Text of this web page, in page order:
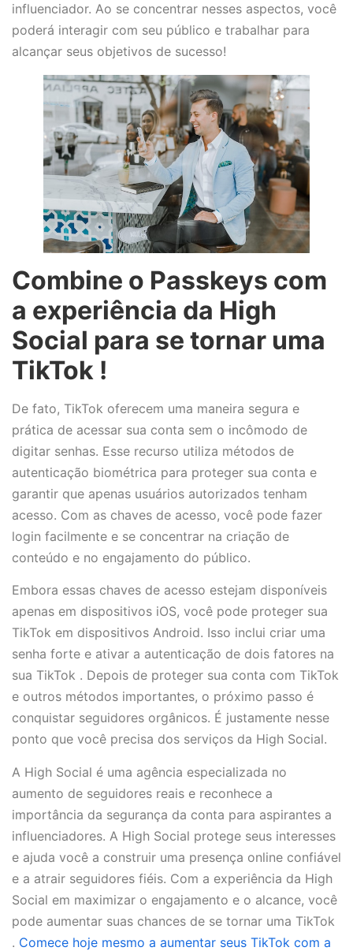
influenciador. Ao se concentrar nesses aspectos, você
poderá interagir com seu público e trabalhar para
alcançar seus objetivos de sucesso!
Combine o Passkeys com
a experiência da High
Social para se tornar uma
TikTok !
De fato, TikTok oferecem uma maneira segura e
prática de acessar sua conta sem o incômodo de
digitar senhas. Esse recurso utiliza métodos de
autenticação biométrica para proteger sua conta e
garantir que apenas usuários autorizados tenham
acesso. Com as chaves de acesso, você pode fazer
login facilmente e se concentrar na criação de
conteúdo e no engajamento do público.
Embora essas chaves de acesso estejam disponíveis
apenas em dispositivos iOS, você pode proteger sua
TikTok em dispositivos Android. Isso inclui criar uma
senha forte e ativar a autenticação de dois fatores na
sua TikTok . Depois de proteger sua conta com TikTok
e outros métodos importantes, o próximo passo é
conquistar seguidores orgânicos. É justamente nesse
ponto que você precisa dos serviços da High Social.
A High Social é uma agência especializada no
aumento de seguidores reais e reconhece a
importância da segurança da conta para aspirantes a
influenciadores. A High Social protege seus interesses
e ajuda você a construir uma presença online confiável
e a atrair seguidores fiéis. Com a experiência da High
Social em maximizar o engajamento e o alcance, você
pode aumentar suas chances de se tornar uma TikTok
. Comece hoje mesmo a aumentar seus TikTok com a